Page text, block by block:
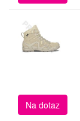
Na dotaz